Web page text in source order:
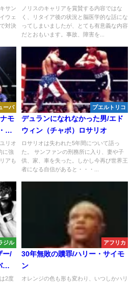
サン
ウェ
対決
リス Vol.2
ノリスのキャリアを賞賛する内容ではな
く、リタイア後の状況と脳医学的な話にな
ってしまいましたが、とても有意義な内容
だとおもいます。事故、障害を...
ーバ
モ
ガ
リオ
に強
アも
プエルトリコ
デュランになれなかった男/エド
ウィン（チャポ）ロサリオ
ロサリオは失われた5年間について語っ
た。 サンファンの刑務所に入り、妻や子
供、家、車を失った。しかし今再び世界王
者になる自信があると・・・...
ジル
ー/
2度
アフリカ
30年無敗の贖罪/ハリー・サイモ
ン
オレンジの色も形も変わり、いつしかハリ